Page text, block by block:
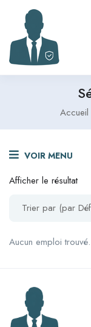
Accueil
VOIR MENU
Afficher le résultat
Trier par (par
Aucun emploi trouvé.